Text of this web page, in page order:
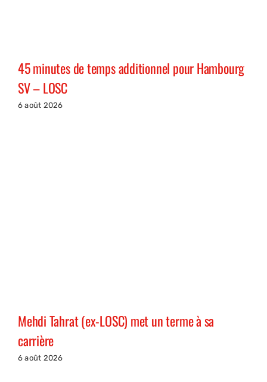
45 minutes de temps additionnel pour Hambourg
SV – LOSC
6 août 2026
Mehdi Tahrat (ex-LOSC) met un terme à sa
carrière
6 août 2026